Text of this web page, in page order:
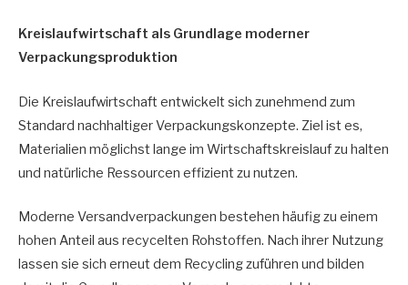
Kreislaufwirtschaft als Grundlage moderner
Verpackungsproduktion
Die Kreislaufwirtschaft entwickelt sich zunehmend zum
Standard nachhaltiger Verpackungskonzepte. Ziel ist es,
Materialien möglichst lange im Wirtschaftskreislauf zu halten
und natürliche Ressourcen effizient zu nutzen.
Moderne Versandverpackungen bestehen häufig zu einem
hohen Anteil aus recycelten Rohstoffen. Nach ihrer Nutzung
lassen sie sich erneut dem Recycling zuführen und bilden